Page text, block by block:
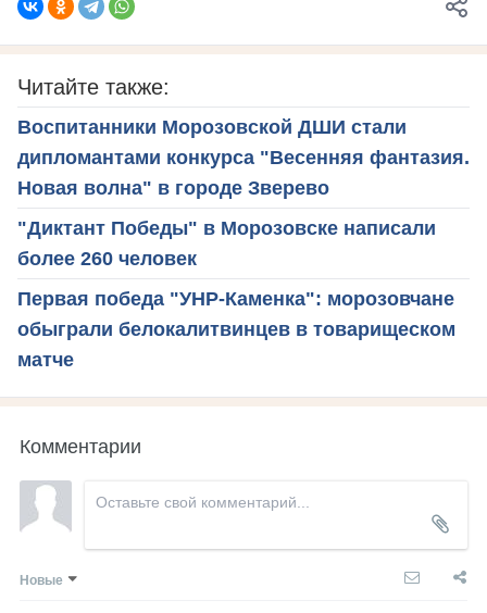
Читайте также:
Воспитанники Морозовской ДШИ стали
дипломантами конкурса "Весенняя фантазия.
Новая волна" в городе Зверево
"Диктант Победы" в Морозовске написали
более 260 человек
Первая победа "УНР-Каменка": морозовчане
обыграли белокалитвинцев в товарищеском
матче
Комментарии
Новые